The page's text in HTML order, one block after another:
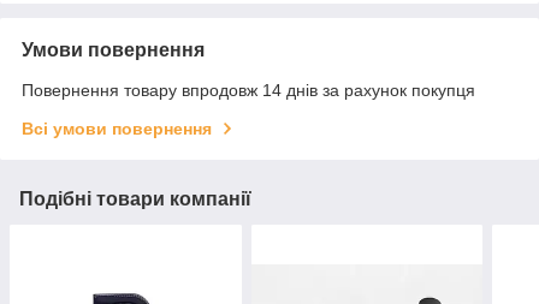
Умови повернення
Повернення товару впродовж 14 днів за рахунок покупця
Всі умови повернення
Подібні товари компанії